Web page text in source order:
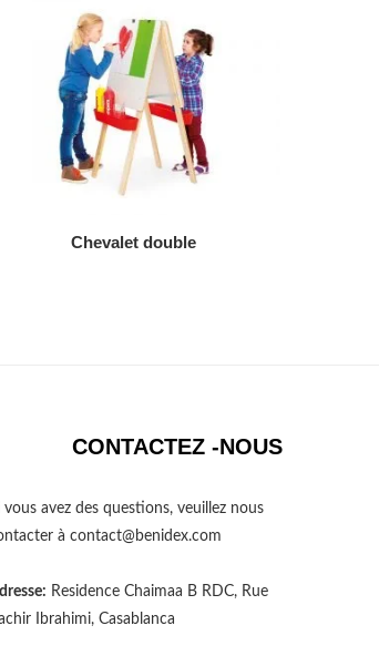
AJOUTER AU DEVIS
Chevalet double
CONTACTEZ -NOUS
vous avez des questions, veuillez nous
à contact@benidex.com
Residence Chaimaa B RDC, Rue
Ibrahimi, Casablanca